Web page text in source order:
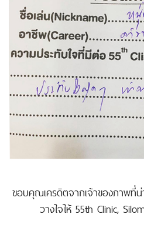
ขอบคุณเครดิตจากเจ้าของภาพที่
วางใจให้ 55th Clinic,